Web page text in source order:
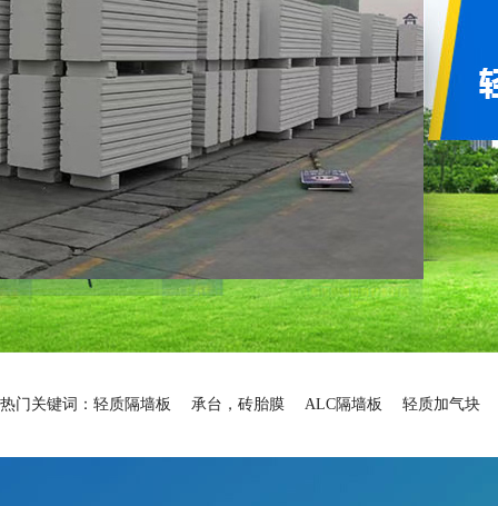
热门关键词： 轻质隔墙板 承台，砖胎膜 ALC隔墙板 轻质加气块